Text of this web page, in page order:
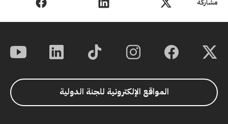
المواقع الإلكترونية للجنة الدولية